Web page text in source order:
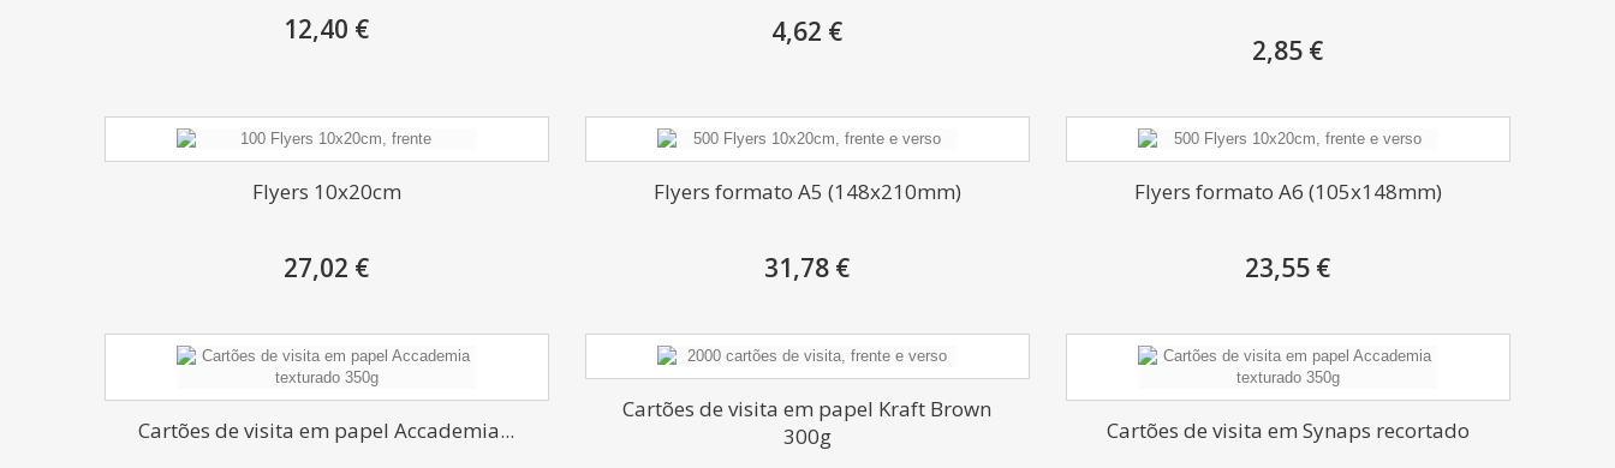
12,40 € 4,62 €
2,85 €
Flyers 10x20cm
27,02 €
Flyers formato A5 (148x210mm)
31,78 €
Flyers formato A6 (105x148mm)
23,55 €
Cartões de visita em papel Accademia...
Cartões de visita em papel Kraft Brown
300g
Cartões de visita em Synaps recortado